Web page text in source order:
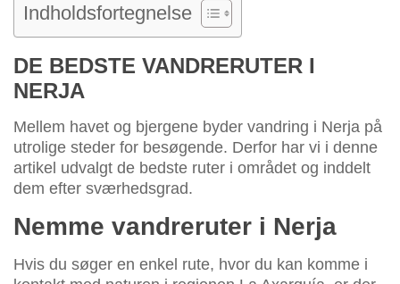
Indholdsfortegnelse
DE BEDSTE VANDRERUTER I
NERJA
Mellem havet og bjergene byder vandring i Nerja på
utrolige steder for besøgende. Derfor har vi i denne
artikel udvalgt de bedste ruter i området og inddelt
dem efter sværhedsgrad.
Nemme vandreruter i Nerja
Hvis du søger en enkel rute, hvor du kan komme i